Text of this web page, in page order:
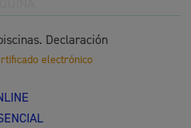
Declaración
electrónico